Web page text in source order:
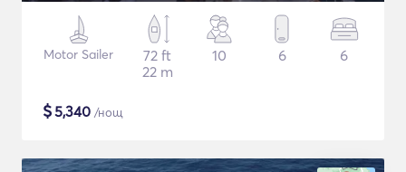
Motor Sailer
72 ft
22 m
10 6 6
$5,340 /нощ